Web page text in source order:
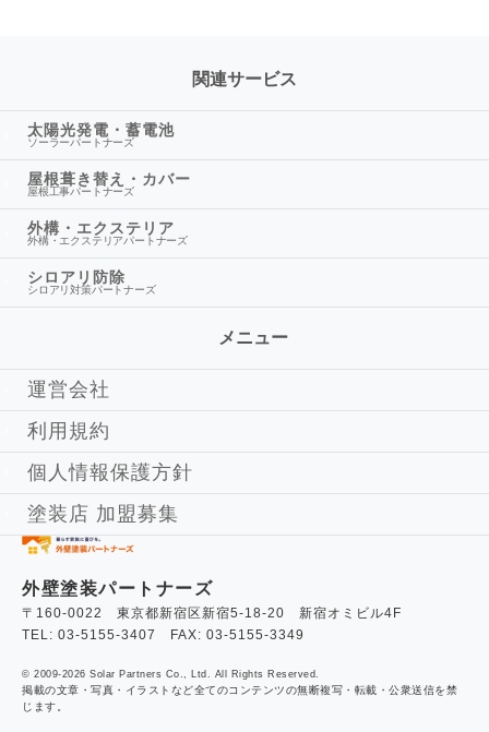
外壁塗装パートナーズ
〒160-0022 東京都新宿区新宿5-18-20 新宿オミビル4F
TEL: 03-5155-3407 FAX: 03-5155-3349
運営会社
利用規約
個人情報保護方針
塗装店 加盟募集
関連サービス
太陽光発電・蓄電池
ソーラーパートナーズ
屋根葺き替え・カバー
屋根工事パートナーズ
外構・エクステリア
外構・エクステリアパートナーズ
シロアリ防除
シロアリ対策パートナーズ
メニュー
© 2009-2026 Solar Partners Co., Ltd. All Rights Reserved.
掲載の文章・写真・イラストなど全てのコンテンツの無断複写・転載・公衆送信を禁
じます。